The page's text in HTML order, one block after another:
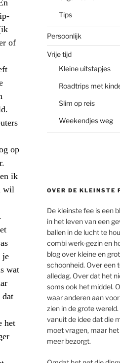
of
op
ik
wil
je
wat
dat
het
Tips
Persoonlijk
Vrije tijd
Kleine uitstapjes
Roadtrips met
Slim op reis
Weekendjes weg
OVER DE KLEINSTE
De kleinste fee is een
in het leven van een
ballen in de lucht te
combi werk-gezin en
blog over kleine en
schoonheid. Over een
alledag. Over dat het
soms ook het middel.
waar anderen aan
zien in de grote
vanuit de idee dat die
moet vragen, maar
meer bezorgt.